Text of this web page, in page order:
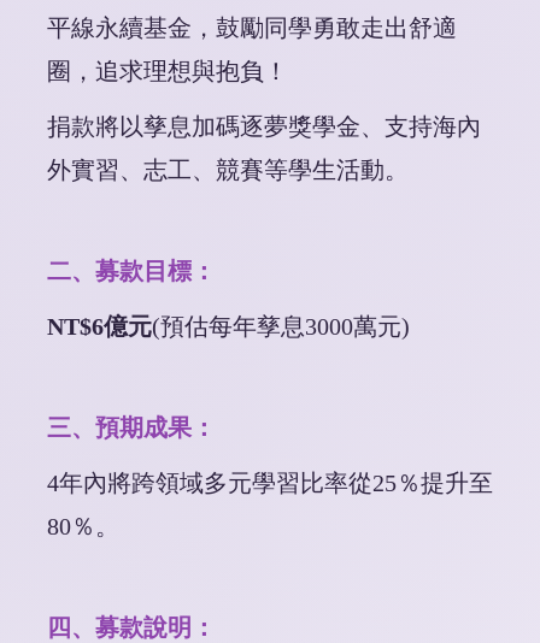
平線永續基金，鼓勵同學勇敢走出舒適
圈，追求理想與抱負！
捐款將以孳息加碼逐夢獎學金、支持海內
外實習、志工、競賽等學生活動。
二、募款目標：
NT$6億元(預估每年孳息3000萬元)
三、預期成果：
4年內將跨領域多元學習比率從25％提升至
80％。
四、募款說明：